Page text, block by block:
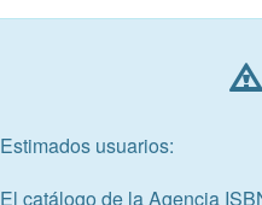
Estimados usuarios:
El catálogo de la Agencia